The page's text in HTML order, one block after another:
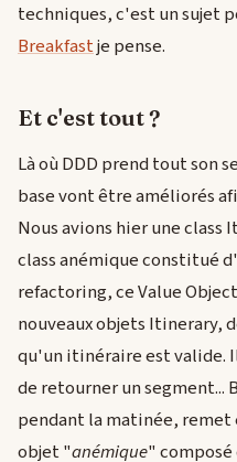
techniques, c'est un sujet
Breakfastje pense.
Et c'est tout ?
Là où DDD prend tout son
base vont être améliorés
Nous avions hier une
class anémique constitué
refactoring, ce Value
nouveaux objets Itinerary,
qu'un itinéraire est valide.
de retourner un segment...
pendant la matinée,
objet "anémique"